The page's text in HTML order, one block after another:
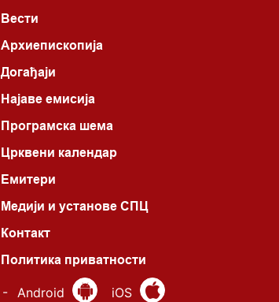
00.03 Гугл пита
01.03 Живе речи - подкаст
*најважније вести емитујемо на
Вести
Архиепископија
Догађаји
Најаве емисија
Програмска шема
Црквени календар
Емитери
Медији и установе СПЦ
Контакт
Политика приватности
- Android iOS